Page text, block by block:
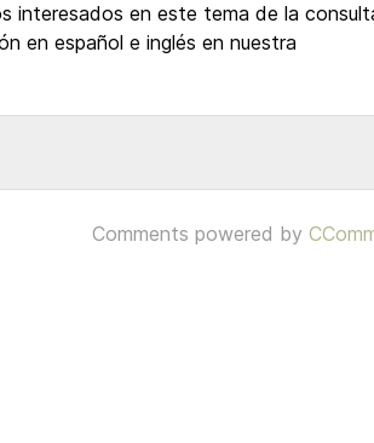
interesados en este tema de la
en español e inglés en nuestra
pecados capitales del liderazgo
Comments powered by